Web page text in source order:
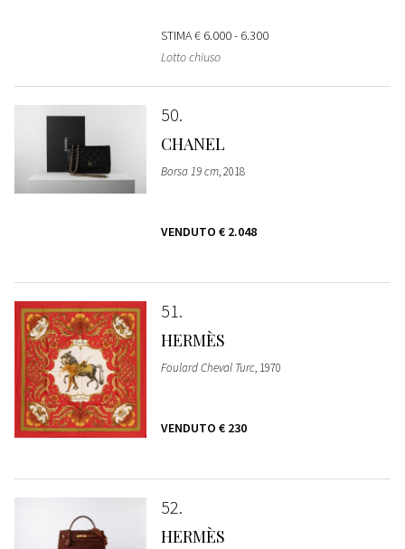
STIMA€ 6.000 - 6.300
Lotto chiuso
50
CHANEL
Borsa 19 cm, 2018
VENDUTO € 2.048
51
HERMÈS
Foulard Cheval Turc, 1970
VENDUTO € 230
52
HERMÈS